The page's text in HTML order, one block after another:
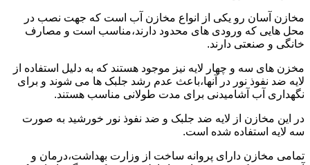
مخازن آسان رو یکی از انواع مخازن آب است که جهت نصب در
محل هایی که ورودی های محدود دارند،مناسب است و مصارف
خانگی و صنعتی دارند.
مخزن های سه و چهار لایه نیز موجود هستند که به دلیل استفاده از
لایه ضد نفوذ نور در آنها،باعث عدم رشد جلبک ها می شوند و برای
نگهداری آب آشامیدنی برای مدت طولانی مناسب هستند.
در این مخازن از لایه ضد جلبک و ضد نفوذ نور خورشید به صورت
سه لایه استفاده شده است.
تمامی مخازن دارای پروانه ساخت از وزارت بهداشت،درمان و